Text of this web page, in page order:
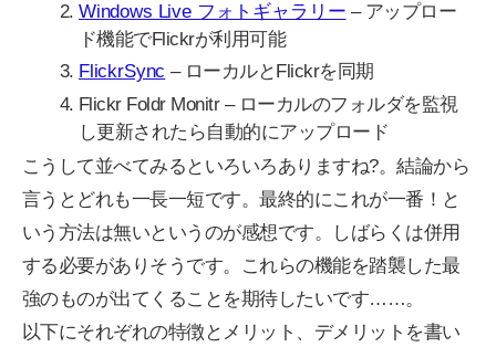
Windows Live フォトギャラリー – アップロー
ド機能でFlickrが利用可能
FlickrSync – ローカルとFlickrを同期
Flickr Foldr Monitr – ローカルのフォルダを監視
し更新されたら自動的にアップロード
こうして並べてみるといろいろありますね?。結論から
言うとどれも一長一短です。最終的にこれが一番！と
いう方法は無いというのが感想です。しばらくは併用
する必要がありそうです。これらの機能を踏襲した最
強のものが出てくることを期待したいです……。
以下にそれぞれの特徴とメリット、デメリットを書い